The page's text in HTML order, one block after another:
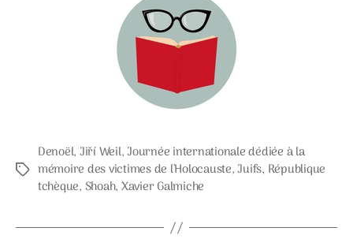
Étiquettes
Denoël, Jiří Weil,Journée internationale dédiée à la
mémoire des victimes de l'Holocauste,Juifs, République
tchèque, Shoah, Xavier Galmiche